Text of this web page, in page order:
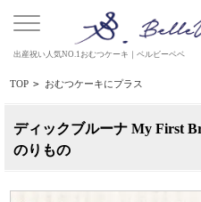
出産祝い人気NO.1おむつケーキ｜ベルビーベベ
TOP > おむつケーキにプラス
ディックブルーナ My First
のりもの